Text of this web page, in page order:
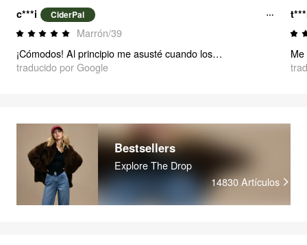
c***i CiderPal
Marrón/39
¡Cómodos! Al principio me asusté cuando los abrí… el color no se parecía a la foto y asumí que estarían hechos de un material diferente. Pero, me alegro mucho de que sean lo que son. ¡Un básico!
traducido por Google
Bestsellers
Explore The Drop
14830 Artículos